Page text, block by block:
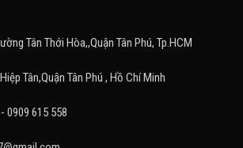
Tân Thới Hòa,,Quận Tân Phú, Tp.HCM
Tân,Quận Tân Phú , Hồ Chí Minh
0909 615 558